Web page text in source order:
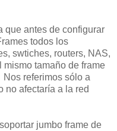
que antes de configurar
todos los
swtiches, routers, NAS,
tamaño de frame
referimos sólo a
no afectaría a la red
jumbo frame de